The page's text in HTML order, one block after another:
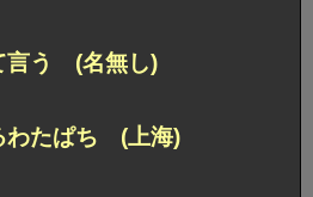
言う (名無し)
わたぱち (上海)